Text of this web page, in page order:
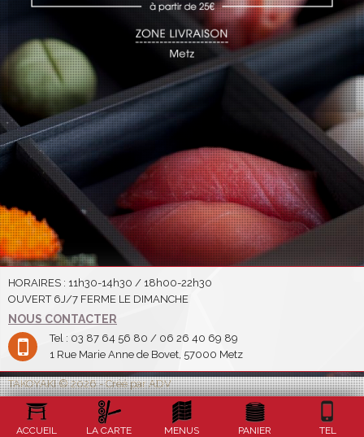
HORAIRES : 11h30-14h30 / 18h00-22h30
OUVERT 6J/7 FERME LE DIMANCHE
NOUS CONTACTER
Tel : 03 87 64 56 80 / 06 26 40 69 89
1 Rue Marie Anne de Bovet, 57000 Metz
TAKOYAKI © 2026 - Créé par ADV
ACCUEIL LA CARTE MENUS PANIER TEL